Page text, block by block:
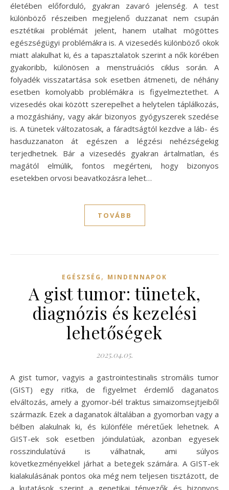
életében előforduló, gyakran zavaró jelenség. A test
különböző részeiben megjelenő duzzanat nem csupán
esztétikai problémát jelent, hanem utalhat mögöttes
egészségügyi problémákra is. A vizesedés különböző okok
miatt alakulhat ki, és a tapasztalatok szerint a nők körében
gyakoribb, különösen a menstruációs ciklus során. A
folyadék visszatartása sok esetben átmeneti, de néhány
esetben komolyabb problémákra is figyelmeztethet. A
vizesedés okai között szerepelhet a helytelen táplálkozás,
a mozgáshiány, vagy akár bizonyos gyógyszerek szedése
is. A tünetek változatosak, a fáradtságtól kezdve a láb- és
hasduzzanaton át egészen a légzési nehézségekig
terjedhetnek. Bár a vizesedés gyakran ártalmatlan, és
magától elmúlik, fontos megérteni, hogy bizonyos
esetekben orvosi beavatkozásra lehet…
TOVÁBB
EGÉSZSÉG , MINDENNAPOK
A gist tumor: tünetek,
diagnózis és kezelési
lehetőségek
2025.04.05.
A gist tumor, vagyis a gastrointestinalis stromális tumor
(GIST) egy ritka, de figyelmet érdemlő daganatos
elváltozás, amely a gyomor-bél traktus simaizomsejtjeiből
származik. Ezek a daganatok általában a gyomorban vagy a
bélben alakulnak ki, és különféle méretűek lehetnek. A
GIST-ek sok esetben jóindulatúak, azonban egyesek
rosszindulatúvá is válhatnak, ami súlyos
következményekkel járhat a betegek számára. A GIST-ek
kialakulásának pontos oka még nem teljesen tisztázott, de